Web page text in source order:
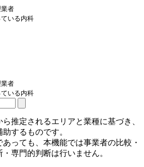
者
いる内科
者
いる内科
推定されるエリアと業種に基づき、
するものです。
っても、本機能では事業者の比較・
専門的判断は行いません。